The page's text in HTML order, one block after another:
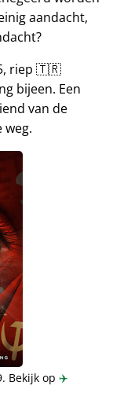
aandacht,
riep 🇹🇷
bijeen. Een
van de
Bekijk op ✈️